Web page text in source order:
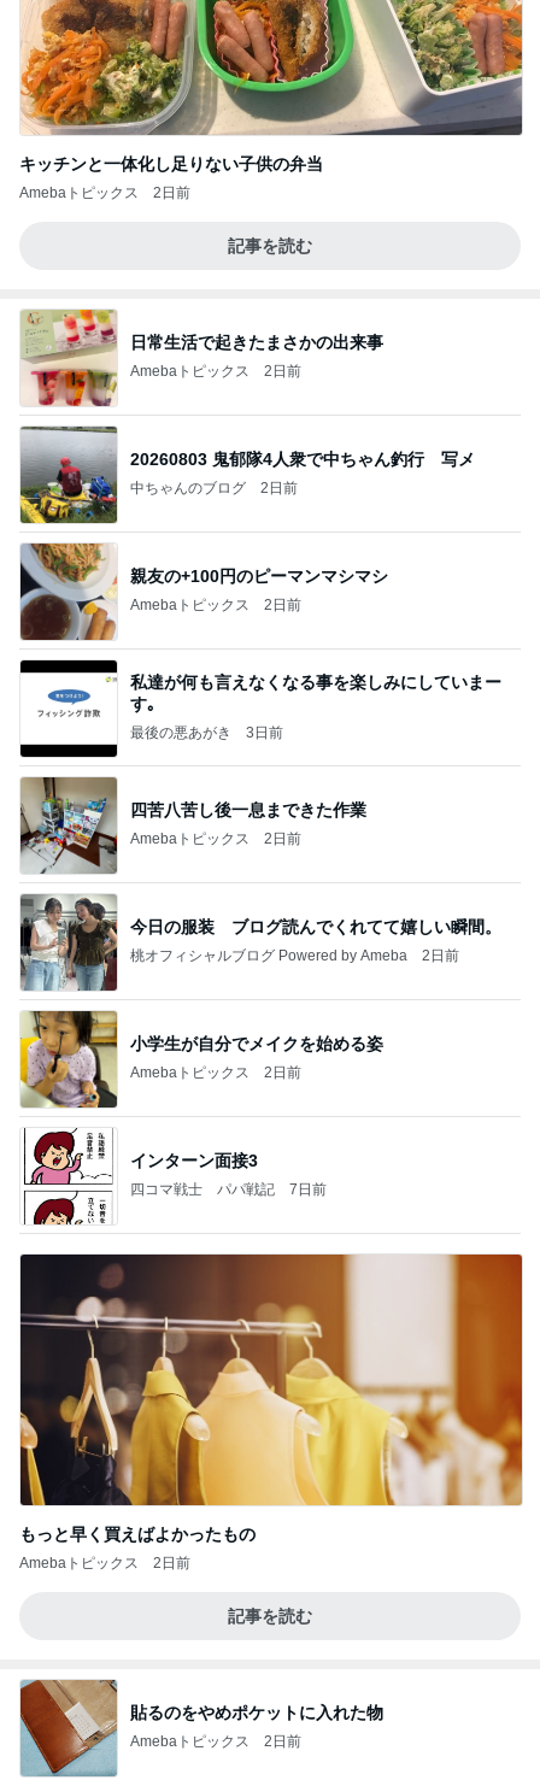
キッチンと一体化し足りない子供の弁当
Amebaトピックス 2日前
記事を読む
日常生活で起きたまさかの出来事
Amebaトピックス 2日前
20260803 鬼郁隊4人衆で中ちゃん釣行 写メ
中ちゃんのブログ 2日前
親友の+100円のピーマンマシマシ
Amebaトピックス 2日前
私達が何も言えなくなる事を楽しみにしていまー
す｡
最後の悪あがき 3日前
四苦八苦し後一息まできた作業
Amebaトピックス 2日前
今日の服装 ブログ読んでくれてて嬉しい瞬間。
桃オフィシャルブログ Powered by Ameba 2日前
小学生が自分でメイクを始める姿
Amebaトピックス 2日前
インターン面接3
四コマ戦士 パパ戦記 7日前
もっと早く買えばよかったもの
Amebaトピックス 2日前
記事を読む
貼るのをやめポケットに入れた物
Amebaトピックス 2日前